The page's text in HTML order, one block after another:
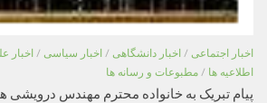
اخبار اجتماعی / اخبار دانشگاهی / اخبار سیاسی / اخبار
اطلاعیه ها / مطبوعات و رسانه ها
پیام تبریک به خانواده محترم مهندس